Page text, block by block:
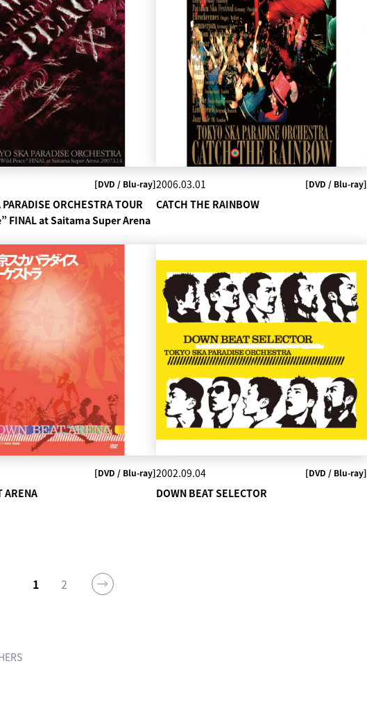
[DVD / Blu-ray]
ORCHESTRA TOUR
FINAL at Saitama Super Arena
2006.03.01 [DVD / Blu-ray]
CATCH THE RAINBOW
[DVD / Blu-ray]
ARENA
2002.09.04 [DVD / Blu-ray]
DOWN BEAT SELECTOR
1 2